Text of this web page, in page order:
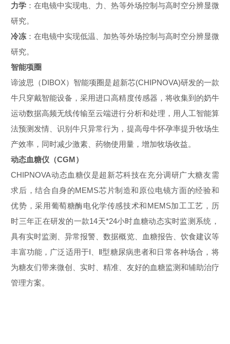
力学 ：在电镜中实现电、力、热等外场控制与高时空分辨显微
研究。
冷冻 ：在电镜中实现低温、加热等外场控制与高时空分辨显微
研究。
智能项圈
谛波思（DIBOX）智能项圈是超新芯(CHIPNOVA)研发的一款
牛只穿戴智能设备，采用进口高精度传感器，将收集到的奶牛
运动数据高频无线传输至云端进行分析和处理，用人工智能算
法预测发情、识别牛只异常行为，提高母牛怀孕率提升牧场生
产效率，同时减少激素、药物使用量，增加牧场收益。
动态血糖仪（CGM）
CHIPNOVA动态血糖仪是超新芯科技在充分调研广大糖友需
求后，结合自身的MEMS芯片制造和原位电镜方面的经验和
优势，采用葡萄糖酶电化学传感技术和MEMS加工工艺，历
时三年正在研发的一款14天*24小时血糖动态实时监测系统，
具有实时监测、异常报警、数据概览、血糖报告、饮食建议等
丰富功能，广泛适用于Ⅰ、Ⅱ型糖尿病患者和日常各种场合，将
为糖友们带来微创、实时、精准、友好的血糖监测和辅助治疗
管理方案。